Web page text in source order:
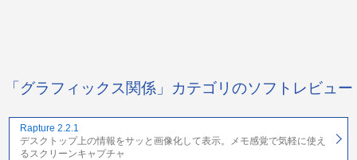
「グラフィックス関係」カテゴリのソフトレビュー
Rapture 2.2.1
デスクトップ上の情報をサッと画像化して表示。メモ感覚で気軽に使え
るスクリーンキャプチャ